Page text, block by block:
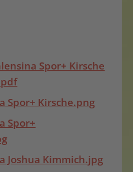
Spor+ Kirsche
Spor+ Kirsche.png
Spor+
Joshua Kimmich.jpg